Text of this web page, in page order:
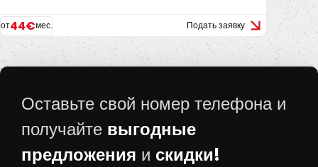
от44€мес. Подать заявку
Оставьте свой номер телефона и
получайте выгодные
предложения и скидки!